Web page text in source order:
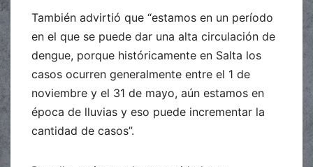
También advirtió que “estamos en un período
en el que se puede dar una alta circulación de
dengue, porque históricamente en Salta los
casos ocurren generalmente entre el 1 de
noviembre y el 31 de mayo, aún estamos en
época de lluvias y eso puede incrementar la
cantidad de casos”.